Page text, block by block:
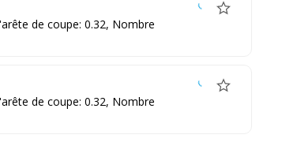
de coupe: 0.32, Nombre
de coupe: 0.32, Nombre